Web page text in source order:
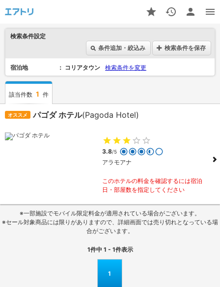
検索条件設定
条件追加・絞込み
検索条件を保存
宿泊地 コリアタウン 検索条件を変更
該当件数 1 件
オススメ パゴダ ホテル(Pagoda Hotel)
3.8/5
アラモアナ
このホテルの料金を確認するには宿泊
日・部屋数を指定してください
※一部施設でモバイル限定料金が適用されている場合がございます。
※セール対象商品には限りがありますので、詳細画面では売り切れとなっている場
合がございます。
1件中 1 - 1件表示
1